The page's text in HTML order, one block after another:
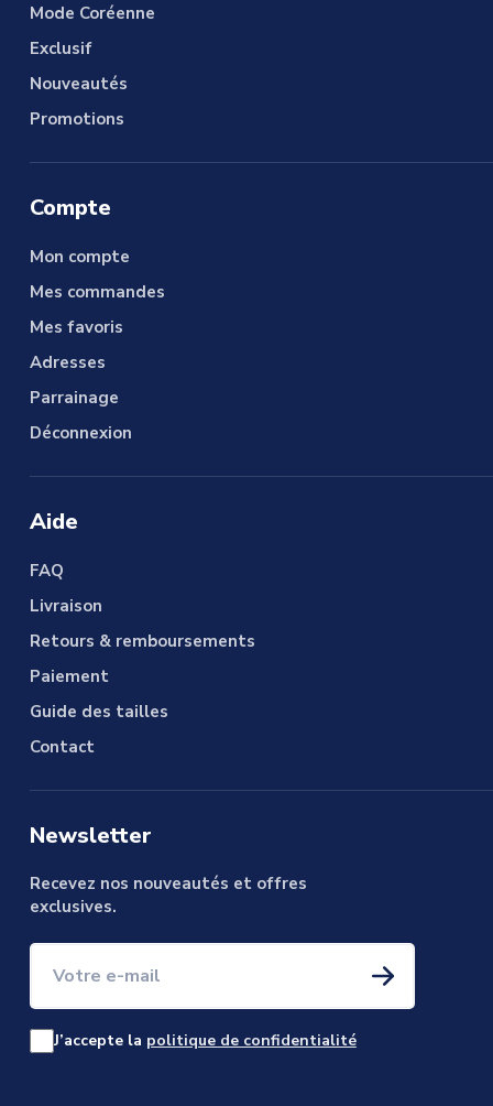
Mode Coréenne
Exclusif
Nouveautés
Promotions
Compte
Mon compte
Mes commandes
Mes favoris
Adresses
Parrainage
Déconnexion
Aide
FAQ
Livraison
Retours & remboursements
Paiement
Guide des tailles
Contact
Newsletter
Recevez nos nouveautés et offres
exclusives.
Votre e-mail
J’accepte la politique de confidentialité